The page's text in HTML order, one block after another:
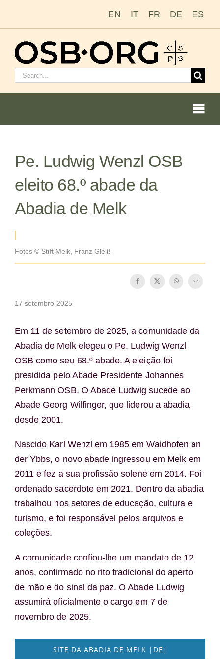
conteúdo
EN IT FR DE ES
Pesquisar
Nossas raízes
Pe. Ludwig Wenzl OSB
eleito 68.º abade da
Abadia de Melk
Fotos © Stift Melk, Franz Gleiß
17 setembro 2025
Em 11 de setembro de 2025, a comunidade da
Abadia de Melk elegeu o Pe. Ludwig Wenzl
OSB como seu 68.º abade. A eleição foi
presidida pelo Abade Presidente Johannes
Perkmann OSB. O Abade Ludwig sucede ao
Abade Georg Wilfinger, que liderou a abadia
desde 2001.
Nascido Karl Wenzl em 1985 em Waidhofen an
der Ybbs, o novo abade ingressou em Melk em
2011 e fez a sua profissão solene em 2014. Foi
ordenado sacerdote em 2021. Dentro da abadia
trabalhou nos setores de educação, cultura e
turismo, e foi responsável pelos arquivos e
coleções.
A comunidade confiou-lhe um mandato de 12
anos, confirmado no rito tradicional do aperto
de mão e do sinal da paz. O Abade Ludwig
assumirá oficialmente o cargo em 7 de
novembro de 2025.
SITE DA ABADIA DE MELK |DE|